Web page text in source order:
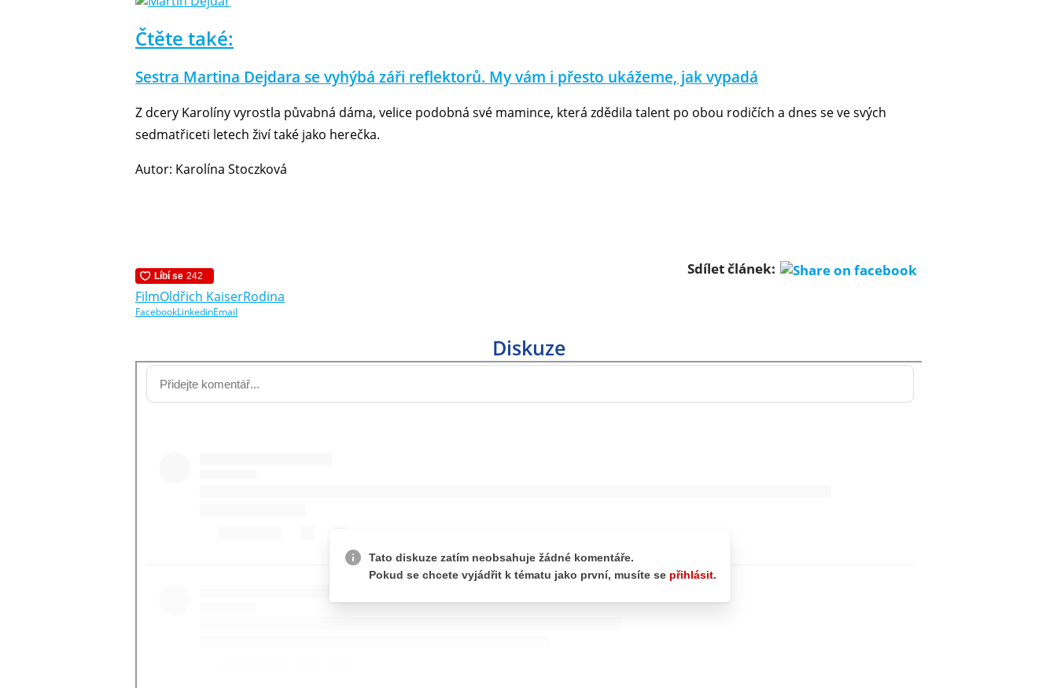
Čtěte také:
Sestra Martina Dejdara se vyhýbá záři reflektorů. My vám i přesto ukážeme, jak vypadá
Z dcery Karolíny vyrostla půvabná dáma, velice podobná své mamince, která zdědila talent po obou rodičích a dnes se ve svých
sedmatřiceti letech živí také jako herečka.
Autor: Karolína Stoczková
Sdílet článek:
FilmOldřich KaiserRodina
FacebookLinkedinEmail
Diskuze